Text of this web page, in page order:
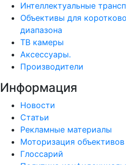
Интеллектуальные
Объективы для
диапазона
ТВ камеры
Аксессуары.
Производители
Информация
Новости
Статьи
Рекламные материалы
Моторизация объективов
Глоссарий